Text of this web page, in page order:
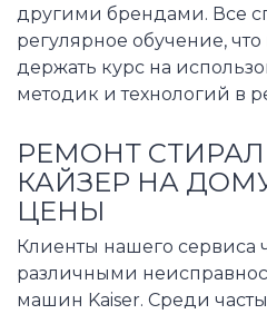
другими брендами. Все
регулярное обучение, что
держать курс на
методик и технологий в
РЕМОНТ
КАЙЗЕР НА
ЦЕНЫ
Клиенты нашего сервиса
различными
машин Kaiser. Среди